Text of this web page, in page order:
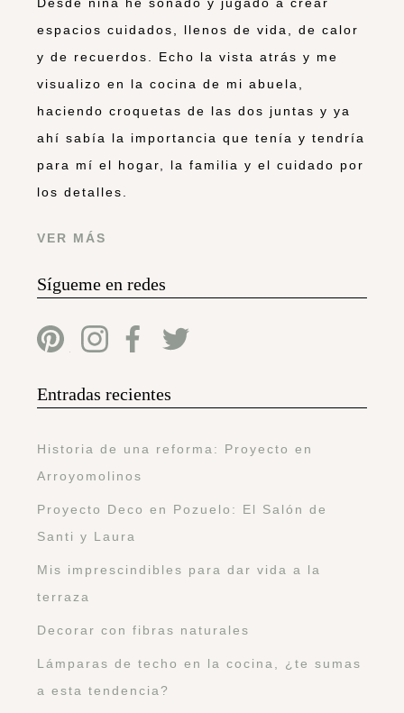
Desde niña he soñado y jugado a crear
espacios cuidados, llenos de vida, de calor
y de recuerdos. Echo la vista atrás y me
visualizo en la cocina de mi abuela,
haciendo croquetas de las dos juntas y ya
ahí sabía la importancia que tenía y tendría
para mí el hogar, la familia y el cuidado por
los detalles.
VER MÁS
Sígueme en redes
Entradas recientes
Historia de una reforma: Proyecto en
Arroyomolinos
Proyecto Deco en Pozuelo: El Salón de
Santi y Laura
Mis imprescindibles para dar vida a la
terraza
Decorar con fibras naturales
Lámparas de techo en la cocina, ¿te sumas
a esta tendencia?